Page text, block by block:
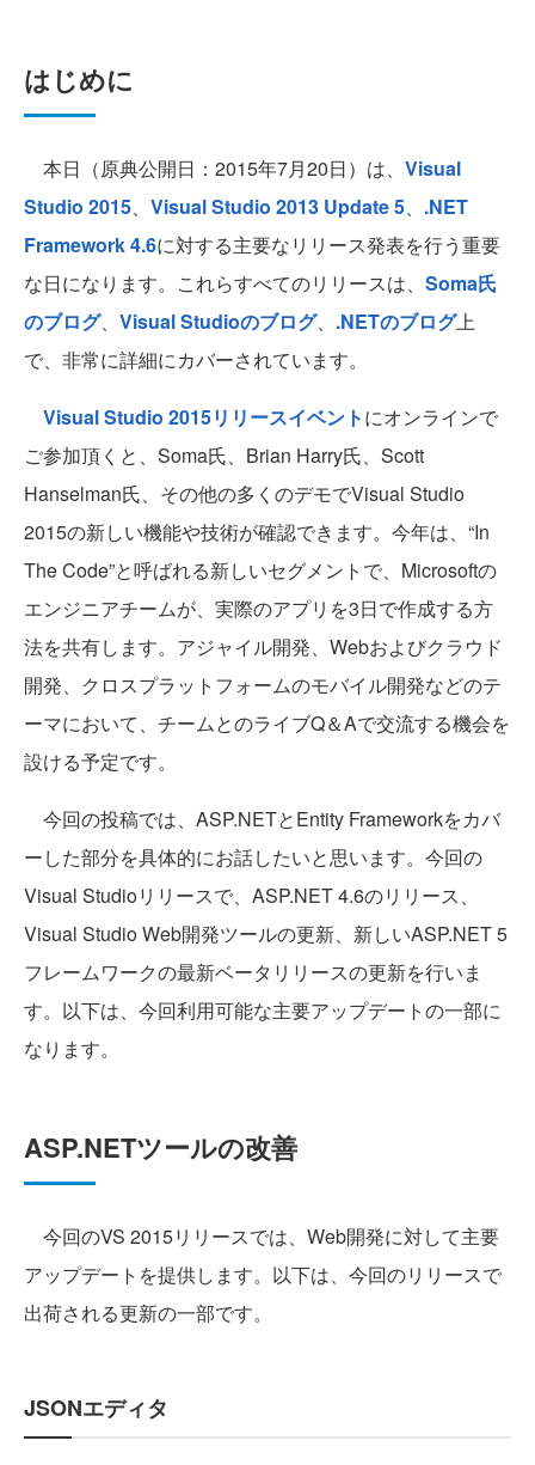
はじめに
本日（原典公開日：2015年7月20日）は、 Visual
Studio 2015、 Visual Studio 2013 Update 5、 .NET
Framework 4.6に対する主要なリリース発表を行う重要
な日になります。これらすべてのリリースは、 Soma氏
のブログ、 Visual Studioのブログ、 .NETのブログ上
で、非常に詳細にカバーされています。
Visual Studio 2015リリースイベントにオンラインで
ご参加頂くと、Soma氏、Brian Harry氏、Scott
Hanselman氏、その他の多くのデモでVisual Studio
2015の新しい機能や技術が確認できます。今年は、“In
The Code”と呼ばれる新しいセグメントで、Microsoftの
エンジニアチームが、実際のアプリを3日で作成する方
法を共有します。アジャイル開発、Webおよびクラウド
開発、クロスプラットフォームのモバイル開発などのテ
ーマにおいて、チームとのライブQ＆Aで交流する機会を
設ける予定です。
今回の投稿では、ASP.NETとEntity Frameworkをカバ
ーした部分を具体的にお話したいと思います。今回の
Visual Studioリリースで、ASP.NET 4.6のリリース、
Visual Studio Web開発ツールの更新、新しいASP.NET 5
フレームワークの最新ベータリリースの更新を行いま
す。以下は、今回利用可能な主要アップデートの一部に
なります。
ASP.NETツールの改善
今回のVS 2015リリースでは、Web開発に対して主要
アップデートを提供します。以下は、今回のリリースで
出荷される更新の一部です。
JSONエディタ